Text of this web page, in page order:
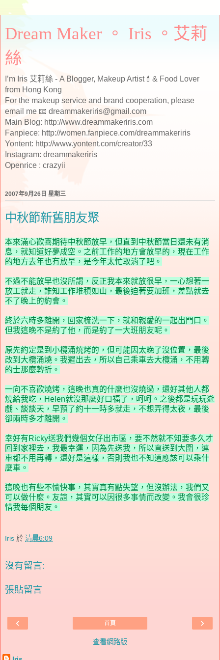
Dream Maker 。 Iris 。艾莉
絲
I’m Iris 艾莉絲 - A Blogger, Makeup Artist💄& Food Lover
from Hong Kong
For the makeup service and brand cooperation, please
email me 📧 dreammakeriris@gmail.com
Main Blog: http://www.dreammakeriris.com
Fanpiece: http://women.fanpiece.com/dreammakeriris
Yontent: http://www.yontent.com/creator/33
Instagram: dreammakeriris
Openrice : crazyii
2007年9月26日 星期三
中秋節新舊朋友聚
本來滿心歡喜期待中秋節放早，但直到中秋節當日還未有消
息，就知道好夢成空。之前工作的地方會放早的，現在工作
的地方去年也有放早，是今年太忙取消了吧。
不過不能放早也沒所謂，反正我本來就放很早，一心想著一
放工就走，誰知工作堆積如山，最後迫著要加班，差點就去
不了晚上的約會。
終於六時多離開，回家梳洗一下，就和親愛的一起出門口。
但我這晚不是約了他，而是約了一大班朋友呢。
原先約定是到小欖涌燒烤的，但可能因太晚了沒位置，最後
改到大欖涌燒。我遲出去，所以自己乘車去大欖涌，不用轉
的士那麼轉折。
一向不喜歡燒烤，這晚也真的什麼也沒燒過，還好其他人都
燒給我吃， Helen就沒那麼好口福了，呵呵。之後都是玩玩遊
戲、談談天，早預了約十一時多就走，不想弄得太夜，最後
卻兩時多才離開。
幸好有Ricky送我們幾個女仔出市區，要不然就不知要多久才
回到家裡去，我最幸運，因為先送我，所以直送到大圍，連
車都不用再轉，還好是這樣，否則我也不知道應該可以乘什
麼車。
這晚也有些不愉快事，其實真有點失望，但沒辦法，我們又
可以做什麼。友誼，其實可以因很多事情而改變。我會很珍
惜我每個朋友。
Iris 於 清晨6:09
沒有留言:
張貼留言
‹ ›
首頁
查看網路版